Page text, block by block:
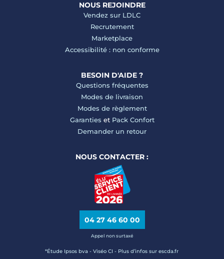
NOUS REJOINDRE
Vendez sur LDLC
Recrutement
Marketplace
Accessibilité : non conforme
BESOIN D'AIDE ?
Questions fréquentes
Modes de livraison
Modes de règlement
Garanties et Pack Confort
Demander un retour
NOUS CONTACTER :
04 27 46 60 00
Appel non surtaxé
*Étude Ipsos bva - Viséo CI - Plus d’infos sur escda.fr